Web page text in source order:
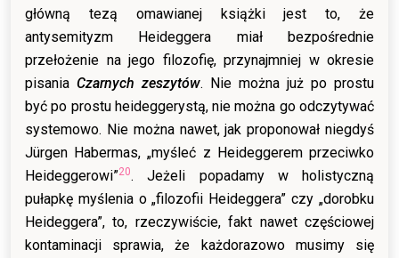
główną tezą omawianej książki jest to, że
antysemityzm Heideggera miał bezpośrednie
przełożenie na jego filozofię, przynajmniej w okresie
pisania Czarnych zeszytów. Nie można już po prostu
być po prostu heideggerystą, nie można go odczytywać
systemowo. Nie można nawet, jak proponował niegdyś
Jürgen Habermas, „myśleć z Heideggerem przeciwko
Heideggerowi”20. Jeżeli popadamy w holistyczną
pułapkę myślenia o „filozofii Heideggera” czy „dorobku
Heideggera”, to, rzeczywiście, fakt nawet częściowej
kontaminacji sprawia, że każdorazowo musimy się